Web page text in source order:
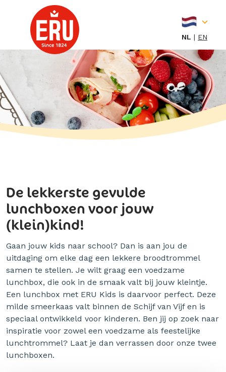
NL EN
De lekkerste gevulde
lunchboxen voor jouw
(klein)kind!
Gaan jouw kids naar school? Dan is aan jou de
uitdaging om elke dag een lekkere broodtrommel
samen te stellen. Je wilt graag een voedzame
lunchbox, die ook in de smaak valt bij jouw kleintje.
Een lunchbox met ERU Kids is daarvoor perfect. Deze
milde smeerkaas valt binnen de Schijf van Vijf en is
speciaal ontwikkeld voor kinderen. Ben jij op zoek naar
inspiratie voor zowel een voedzame als feestelijke
lunchtrommel? Laat je dan verrassen door onze twee
lunchboxen.